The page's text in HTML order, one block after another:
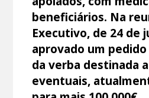
beneficiários. Na
Executivo, de 24 de
aprovado um
da verba destinada
eventuais,